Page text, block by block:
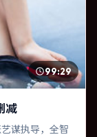
99:29
减
谋执导，全智